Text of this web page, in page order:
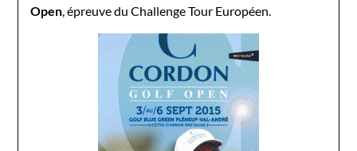
Open, épreuve du Challenge Tour Européen.